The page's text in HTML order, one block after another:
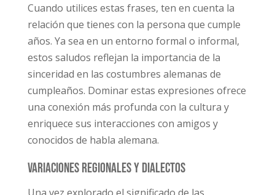
Cuando utilices estas frases, ten en cuenta la
relación que tienes con la persona que cumple
años. Ya sea en un entorno formal o informal,
estos saludos reflejan la importancia de la
sinceridad en las costumbres alemanas de
cumpleaños. Dominar estas expresiones ofrece
una conexión más profunda con la cultura y
enriquece sus interacciones con amigos y
conocidos de habla alemana.
Variaciones regionales y dialectos
Una vez explorado el significado de las